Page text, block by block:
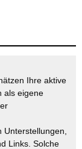
Ihre aktive
als eigene
Links. Solche